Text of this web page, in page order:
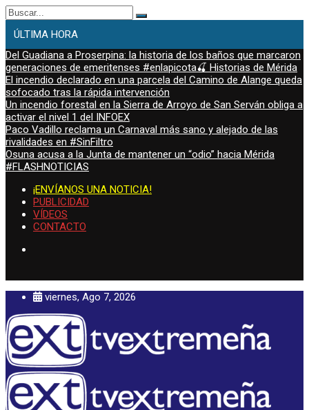
Buscar:
ÚLTIMA HORA
Del Guadiana a Proserpina: la historia de los baños que marcaron
generaciones de emeritenses #enlapicota🍒 Historias de Mérida
El incendio declarado en una parcela del Camino de Alange queda
sofocado tras la rápida intervención
Un incendio forestal en la Sierra de Arroyo de San Serván obliga a
activar el nivel 1 del INFOEX
Paco Vadillo reclama un Carnaval más sano y alejado de las
rivalidades en #SinFiltro
Osuna acusa a la Junta de mantener un “odio” hacia Mérida
#FLASHNOTICIAS
¡ENVÍANOS UNA NOTICIA!
PUBLICIDAD
VÍDEOS
CONTACTO
viernes, Ago 7, 2026